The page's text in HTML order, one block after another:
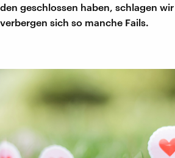
geschlossen haben, schlagen
sich so manche Fails.